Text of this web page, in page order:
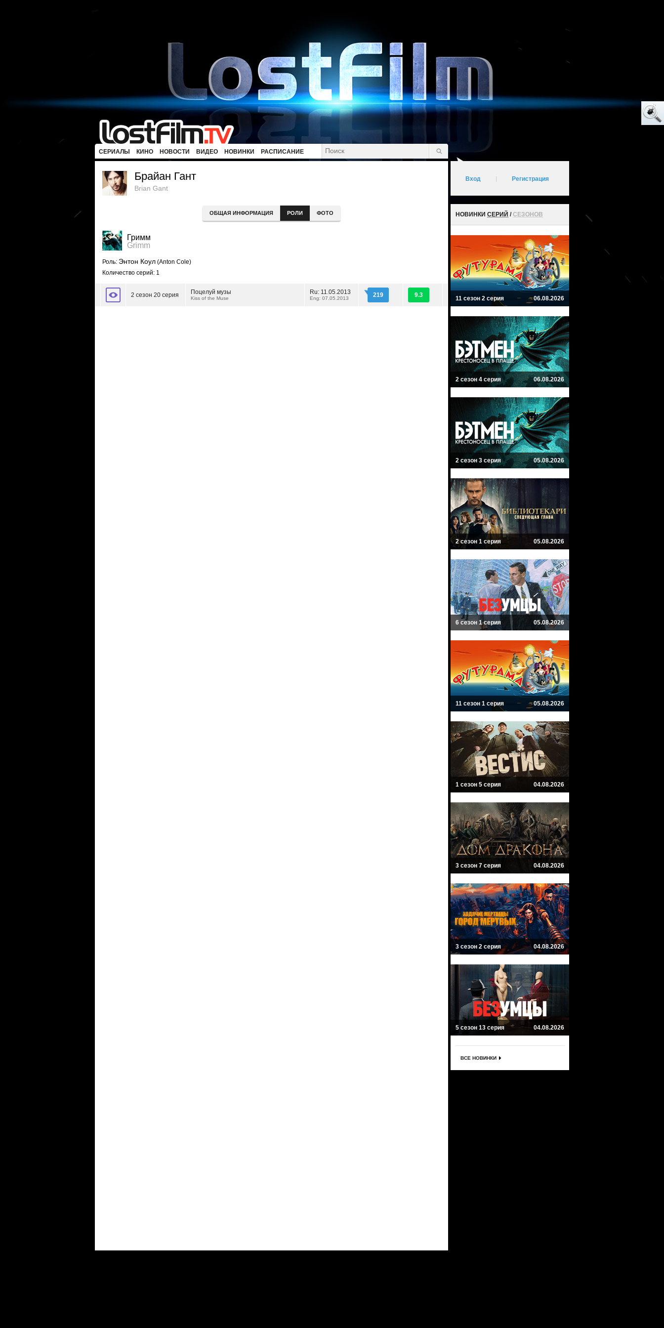
СЕРИАЛЫ КИНО НОВОСТИ ВИДЕО НОВИНКИ РАСПИСАНИЕ
Брайан Гант
Brian Gant
ОБЩАЯ ИНФОРМАЦИЯ РОЛИ ФОТО
Гримм
Grimm
Роль: Энтон Коул (Anton Cole)
Количество серий: 1
2 сезон 20 серия Поцелуй музы
Kiss of the Muse
Ru: 11.05.2013
Eng: 07.05.2013 219 9.3
Вход Регистрация
НОВИНКИ СЕРИЙ /СЕЗОНОВ
11 сезон 2 серия 06.08.2026
2 сезон 4 серия 06.08.2026
2 сезон 3 серия 05.08.2026
2 сезон 1 серия 05.08.2026
6 сезон 1 серия 05.08.2026
11 сезон 1 серия 05.08.2026
1 сезон 5 серия 04.08.2026
3 сезон 7 серия 04.08.2026
3 сезон 2 серия 04.08.2026
5 сезон 13 серия 04.08.2026
ВСЕ НОВИНКИ